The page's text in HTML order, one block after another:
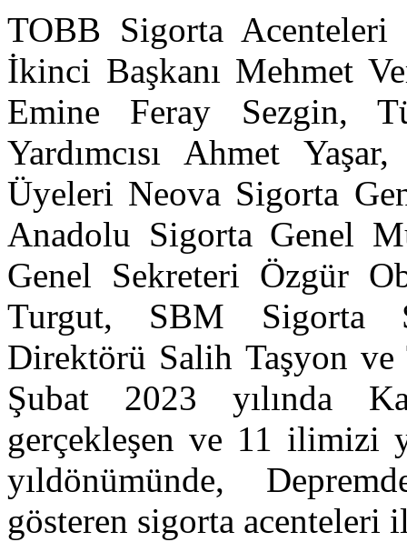
TOBB Sigorta
İkinci Başkanı Mehmet
Emine Feray Sezgin,
Yardımcısı Ahmet
Üyeleri Neova Sigorta
Anadolu Sigorta Genel
Genel Sekreteri Özgür
Turgut, SBM Sigorta
Direktörü Salih Taşyon
Şubat 2023 yılında
gerçekleşen ve 11 ilimizi
yıldönümünde,
gösteren sigorta acenteleri